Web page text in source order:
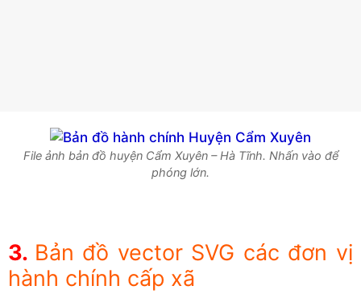
File ảnh bản đồ huyện Cẩm Xuyên – Hà Tĩnh. Nhấn vào để
phóng lớn.
Bản đồ vector SVG các đơn vị
hành chính cấp xã